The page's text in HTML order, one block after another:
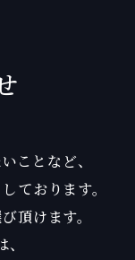
ことなど、
ております。
頂けます。